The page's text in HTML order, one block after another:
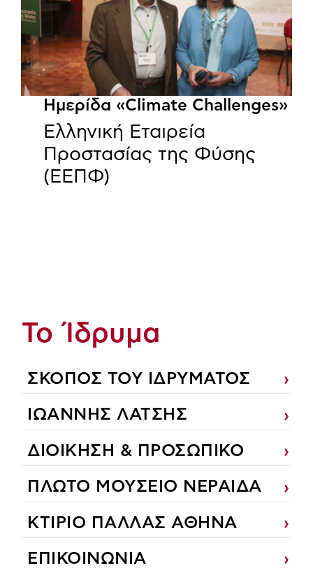
Ημερίδα «Climate Challenges»
Ελληνική Εταιρεία
Προστασίας της Φύσης
(ΕΕΠΦ)
Το Ίδρυμα
ΣΚΟΠΟΣ ΤΟΥ ΙΔΡΥΜΑΤΟΣ
ΙΩΑΝΝΗΣ ΛΑΤΣΗΣ
ΔΙΟΙΚΗΣΗ & ΠΡΟΣΩΠΙΚΟ
ΠΛΩΤΟ ΜΟΥΣΕΙΟ ΝΕΡΑΙΔΑ
ΚΤΙΡΙΟ ΠΑΛΛΑΣ ΑΘΗΝΑ
ΕΠΙΚΟΙΝΩΝΙΑ